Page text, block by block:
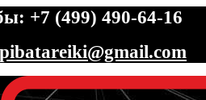
+7 (499) 490-64-16